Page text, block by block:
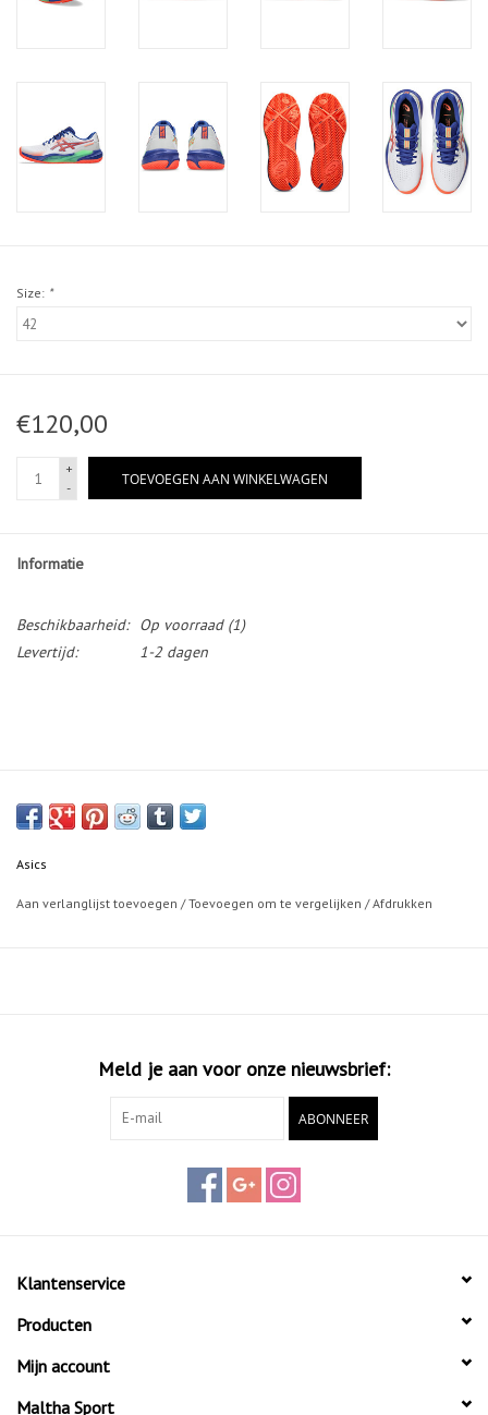
Size: *
€120,00
+
-
TOEVOEGEN AAN WINKELWAGEN
Informatie
Beschikbaarheid: Op voorraad(1)
Levertijd:
1-2 dagen
Asics
Aan verlanglijst toevoegen /Toevoegen om te vergelijken /Afdrukken
Meld je aan voor onze nieuwsbrief:
ABONNEER
Klantenservice
Producten
Mijn account
Maltha Sport